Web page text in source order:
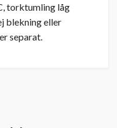
torktumling låg
blekning eller
separat.